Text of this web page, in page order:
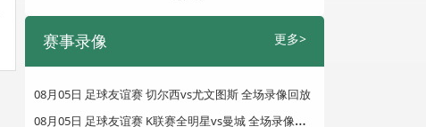
赛事录像 更多>
08月05日 足球友谊赛 切尔西vs尤文图斯 全场录像回放
0
8月05日 足球友谊赛 K联赛全明星vs曼城 全场录像回放